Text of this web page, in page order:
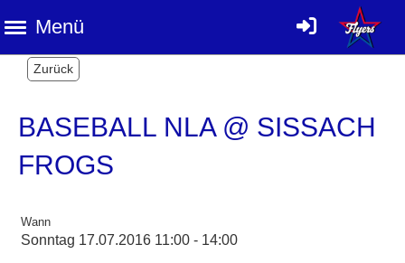
Menü
Zurück
BASEBALL NLA @ SISSACH
FROGS
Wann
Sonntag 17.07.2016 11:00 - 14:00